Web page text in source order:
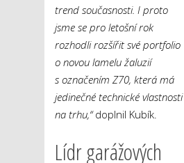
trend současnosti. I proto
jsme se pro letošní rok
rozhodli rozšířit své portfolio
o novou lamelu žaluzií
s označením Z70, která má
jedinečné technické vlastnosti
na trhu,“doplnil Kubík.
Lídr garážových